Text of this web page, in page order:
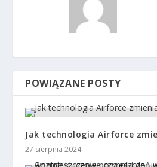
POWIĄZANE POSTY
Jak technologia Airforce
27 sierpnia 2024